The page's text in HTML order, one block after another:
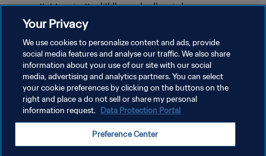
دومينجو بورجينيو ميجيل في مالدونادو يوم الثلاثاء ٢٠ نوفمبر ٢٠١٨.
سياسة الخصوصية
إدارة تفضيلات ملفات تعريف الارتباط
Your Privacy
We use cookies to personalize content and ads, provide
social media features and analyse our traffic. We also share
information about your use of our site with our social
media, advertising and analytics partners. You can select
your cookie preferences by clicking on the buttons on the
right and place a do not sell or share my personal
information request. Data Protection Portal
Preference Center